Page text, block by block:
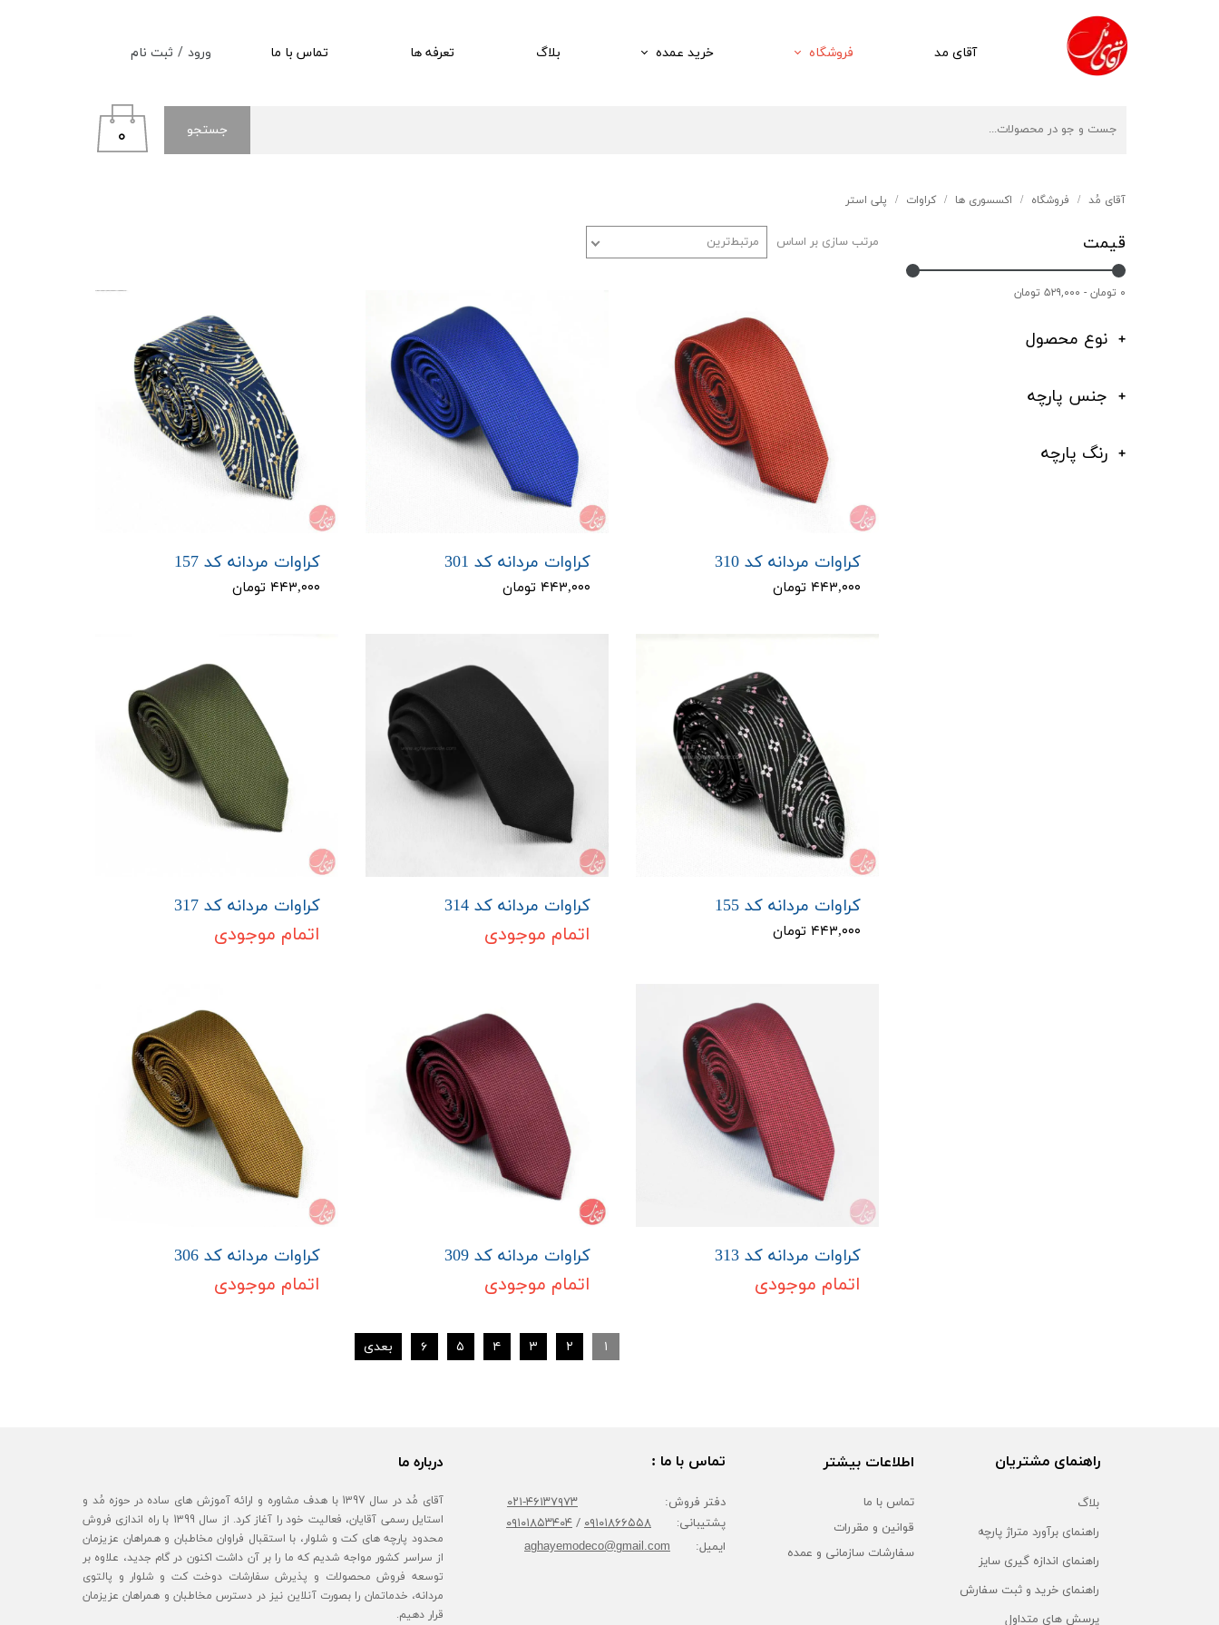
ورود / ثبت نام
تغییر گذر واژه
سفارشات
آقای مد فروشگاه خرید عمده بلاگ تعرفه ها تماس با ما
جستجو ۰
آقای مُد فروشگاه اکسسوری ها کراوات پلی استر
قیمت
۰ تومان - ۵۲۹,۰۰۰ تومان
رنگ پارچه
جنس پارچه
نوع محصول
مرتب سازی بر اساس مرتبط‌ترین
کراوات مردانه کد 310
۴۴۳,۰۰۰ تومان
کراوات مردانه کد 301
۴۴۳,۰۰۰ تومان
کراوات مردانه کد 157
۴۴۳,۰۰۰ تومان
کراوات مردانه کد 155
۴۴۳,۰۰۰ تومان
کراوات مردانه کد 314
اتمام موجودی
کراوات مردانه کد 317
اتمام موجودی
کراوات مردانه کد 313
اتمام موجودی
کراوات مردانه کد 309
اتمام موجودی
کراوات مردانه کد 306
اتمام موجودی
۱ ۲ ۳ ۴ ۵ ۶ بعدی
درباره ما
آقای مُد در سال 1397 با هدف مشاوره و ارائه آموزش های ساده در حوزه مُد و
استایل رسمی آقایان، فعالیت خود را آغاز کرد. از سال 1399 با راه اندازی فروش
محدود پارچه های کت و شلوار، با استقبال فراوان مخاطبان و همراهان عزیزمان
از سراسر کشور مواجه شدیم که ما را بر آن داشت اکنون در گام جدید، علاوه بر
توسعه فروش محصولات و پذیرش سفارشات دوخت کت و شلوار و پالتوی
مردانه، خدماتمان را بصورت آنلاین نیز در دسترس مخاطبان و همراهان عزیزمان
قرار دهیم.
راهنمای مشتریان
بلاگ
راهنمای برآورد متراژ پارچه
راهنمای اندازه گیری سایز
راهنمای خرید و ثبت سفارش
پرسش های متداول
اطلاعات بیشتر
تماس با ما
قوانین و مقررات
سفارشات سازمانی و عمده
تماس با ما :
دفتر فروش: ۴۶۱۳۷۹۷۳-۰۲۱
پشتیبانی: ۰۹۱۰۱۸۶۶۵۵۸/۰۹۱۰۱۸۵۳۴۰۴
ایمیل: aghayemodeco@gmail.com